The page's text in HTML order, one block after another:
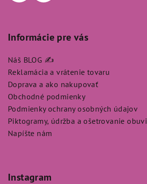
Informácie pre vás
Náš BLOG ✍️
Reklamácia a vrátenie tovaru
Doprava a ako nakupovať
Obchodné podmienky
Podmienky ochrany osobných údajov
Piktogramy, údržba a ošetrovanie obuvi
Napíšte nám
Instagram